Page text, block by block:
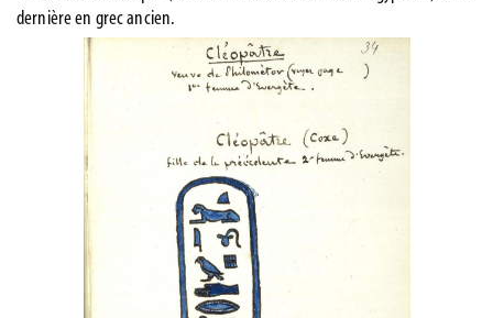
dernière en grec ancien.